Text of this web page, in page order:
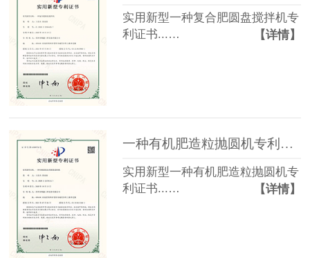
实用新型一种复合肥圆盘搅拌机专
利证书...…
【详情】
一种有机肥造粒抛圆机专利证书
实用新型一种有机肥造粒抛圆机专
利证书...…
【详情】